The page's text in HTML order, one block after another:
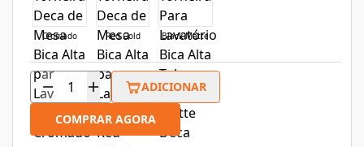
Cromado Red Gold Black Matte
ADICIONAR
COMPRAR AGORA